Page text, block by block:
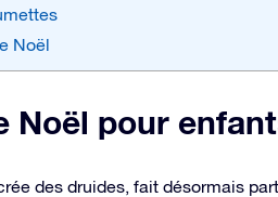
Noël
Noël pour
des druides, fait désormais